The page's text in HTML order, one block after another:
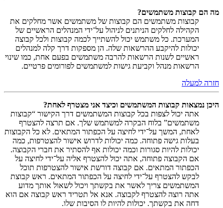
מה הם קבוצות משתמשים?
קבוצות משתמשים הם קבוצות של משתמשים אשר מחלקים את
הקהילה לחלקים הניתנים לניהול על־ידי המנהלים הראשיים של
המערכת. כל משתמש יכול להשתייך לכמה קבוצות ולכל קבוצה
יכולות להיקבע ההרשאות שלה. הן מספקות דרך קלה למנהלים
ראשיים לשנות הרשאות להרבה משתמשים בפעם אחת, כמו שינוי
הרשאות מנהל וקביעת גישות למשתמשים לפורומים פרטיים.
חזרה למעלה
היכן נמצאות קבוצות המשתמשים וכיצד אני מצטרף לאחת?
אתה יכול לצפות בכל קבוצות המשתמשים דרך הקישור “קבוצות
משתמשים” בלוח הבקרה למשתמש שלך. אם תרצה להצטרף
לאחת, המשך על־ידי לחיצה על הכפתור המתאים. לא כל הקבוצות
בעלות גישה פתוחה. כמה יכולות לדרוש אישור להצטרפות, כמה
יכולות להיות סגורות וכמה יכולות אף להסתיר את חברי הקבוצה.
אם הקבוצה פתוחה, אתה יכול להצטרף אליה על־ידי לחיצה על
הכפתור המתאים. אם קבוצה דורשת אישור להצטרפות תוכל
לבקש להצטרף על־ידי לחיצה על הכפתור המתאים. ראש קבוצת
המשתמשים צריך לאשר את בקשתך ויכול לשאול אותך מדוע
אתה רוצה להצטרף לקבוצה. אנא אל תטריד ראש קבוצה אם הוא
דחה את בקשתך. יכולות להיות לו הסיבות שלו.